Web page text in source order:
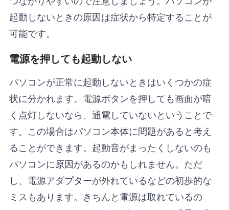
起動しないときの原因は症状から特定することが
可能です。
電源を押しても起動しない
パソコンが正常に起動しないときはいくつかの症
状に分かれます。電源ボタンを押しても画面が暗
く点灯しないなら、通電していないということで
す。この場合はパソコン本体に問題があると考え
ることができます。起動音がまったくしないのも
パソコンに原因があるのかもしれません。ただ
し、電源アダプターが外れているなどの初歩的な
ミスもあります。きちんと電源は取れているの